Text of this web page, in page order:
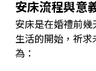
安床流程與意
安床是在婚禮前
生活的開始，祈
為：